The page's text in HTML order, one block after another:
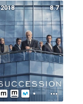
2031España
40m - 1h
20m
Bélico
HBO
8.7
2018